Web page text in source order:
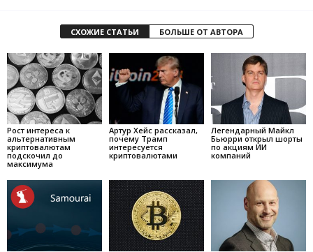
СХОЖИЕ СТАТЬИ БОЛЬШЕ ОТ АВТОРА
Рост интереса к
альтернативным
криптовалютам
подскочил до
максимума
Артур Хейс рассказал,
почему Трамп
интересуется
криптовалютами
Легендарный Майкл
Бьюрри открыл шорты
по акциям ИИ
компаний